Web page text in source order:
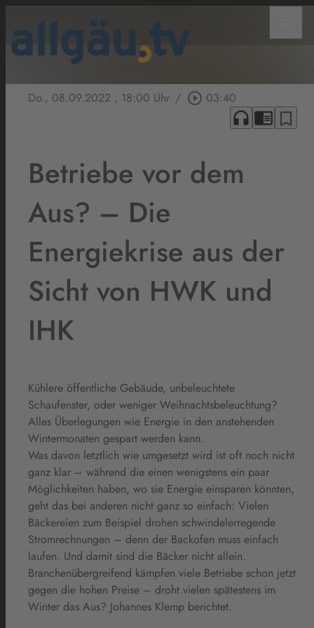
Do., 08.09.2022 , 18:00 Uhr / play_circle_outline 03:40
headphones chrome_reader_mode bookmark_border
Betriebe vor dem
Aus? – Die
Energiekrise aus der
Sicht von HWK und
IHK
Kühlere öffentliche Gebäude, unbeleuchtete
Schaufenster, oder weniger Weihnachtsbeleuchtung?
Alles Überlegungen wie Energie in den anstehenden
Wintermonaten gespart werden kann.
Was davon letztlich wie umgesetzt wird ist oft noch nicht
ganz klar – während die einen wenigstens ein paar
Möglichkeiten haben, wo sie Energie einsparen könnten,
geht das bei anderen nicht ganz so einfach: Vielen
Bäckereien zum Beispiel drohen schwindelerregende
Stromrechnungen – denn der Backofen muss einfach
laufen. Und damit sind die Bäcker nicht allein.
Branchenübergreifend kämpfen viele Betriebe schon jetzt
gegen die hohen Preise – droht vielen spätestens im
Winter das Aus? Johannes Klemp berichtet.